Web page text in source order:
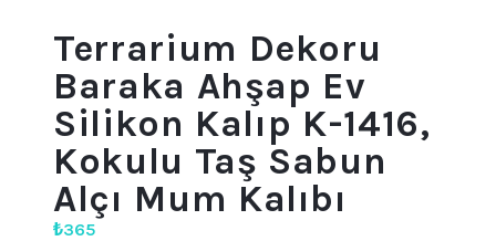
Terrarium Dekoru
Baraka Ahşap Ev
Silikon Kalıp K-1416,
Kokulu Taş Sabun
Alçı Mum Kalıbı
₺365